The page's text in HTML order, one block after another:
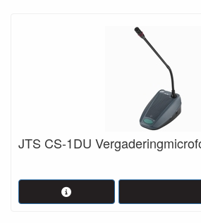
JTS CS-1DU